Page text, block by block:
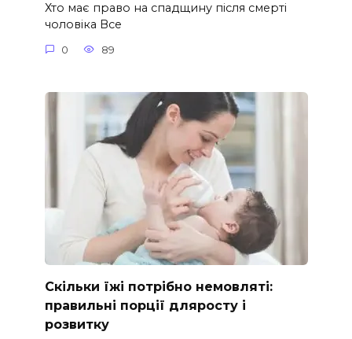
Хто має право на спадщину після смерті
чоловіка Все
0 89
Скільки їжі потрібно немовляті:
правильні порції дляросту і
розвитку